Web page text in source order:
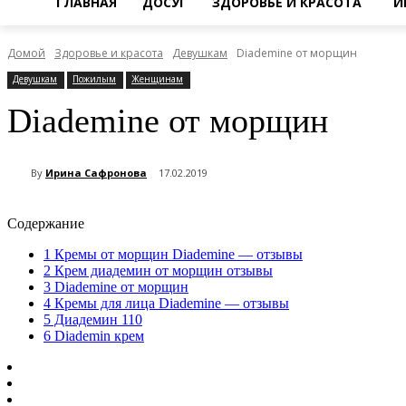
Домой Здоровье и красота Девушкам Diademine от морщин
Девушкам Пожилым Женщинам
Diademine от морщин
By Ирина Сафронова 17.02.2019
Содержание
1 Кремы от морщин Diademine — отзывы
2 Крем диадемин от морщин отзывы
3 Diademine от морщин
4 Кремы для лица Diademine — отзывы
5 Диадемин 110
6 Diademin крем